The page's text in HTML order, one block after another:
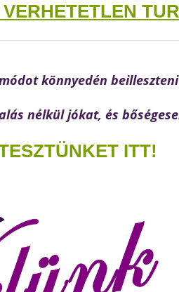
könnyedén
nélkül jókat, és
ITT!